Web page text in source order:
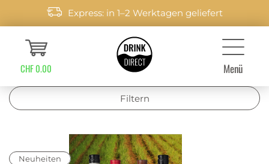
Express: in 1–2 Werktagen geliefert
CHF 0.00 Menü
Filtern
Neuheiten